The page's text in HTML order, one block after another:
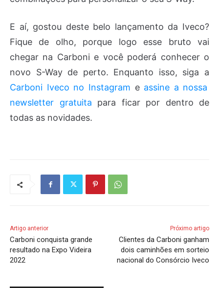
E aí, gostou deste belo lançamento da Iveco?
Fique de olho, porque logo esse bruto vai
chegar na Carboni e você poderá conhecer o
novo S-Way de perto. Enquanto isso, siga a
Carboni Iveco no Instagram eassine a nossa
newsletter gratuita para ficar por dentro de
todas as novidades.
Artigo anterior
Carboni conquista grande
resultado na Expo Videira
2022
Próximo artigo
Clientes da Carboni ganham
dois caminhões em sorteio
nacional do Consórcio Iveco